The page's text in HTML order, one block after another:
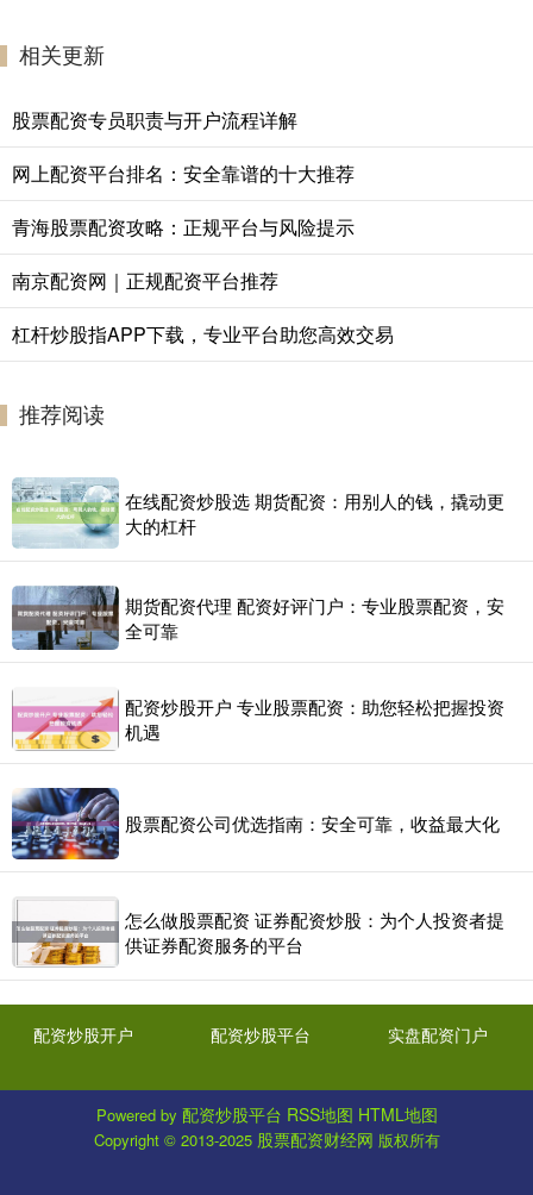
相关更新
股票配资专员职责与开户流程详解
网上配资平台排名：安全靠谱的十大推荐
青海股票配资攻略：正规平台与风险提示
南京配资网｜正规配资平台推荐
杠杆炒股指APP下载，专业平台助您高效交易
推荐阅读
在线配资炒股选 期货配资：用别人的钱，撬动更
大的杠杆
期货配资代理 配资好评门户：专业股票配资，安
全可靠
配资炒股开户 专业股票配资：助您轻松把握投资
机遇
股票配资公司优选指南：安全可靠，收益最大化
怎么做股票配资 证券配资炒股：为个人投资者提
供证券配资服务的平台
配资炒股开户 配资炒股平台 实盘配资门户
Powered by 配资炒股平台 RSS地图 HTML地图
Copyright © 2013-2025 股票配资财经网 版权所有